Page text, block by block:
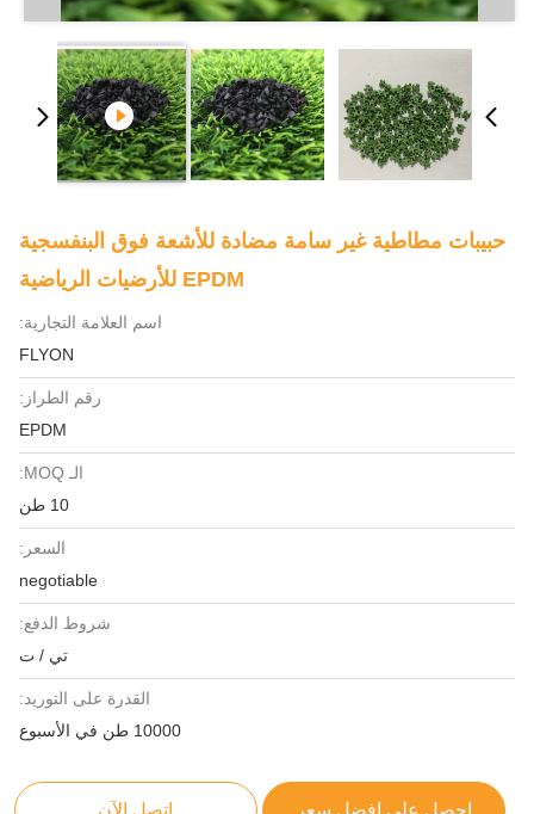
حبيبات مطاطية غير سامة مضادة للأشعة فوق البنفسجية
EPDM للأرضيات الرياضية
اسم العلامة التجارية:
FLYON
رقم الطراز:
EPDM
الـ MOQ:
10 طن
السعر:
negotiable
شروط الدفع:
تي / ت
القدرة على التوريد:
10000 طن في الأسبوع
احصل على افضل سعر اتصل الآن